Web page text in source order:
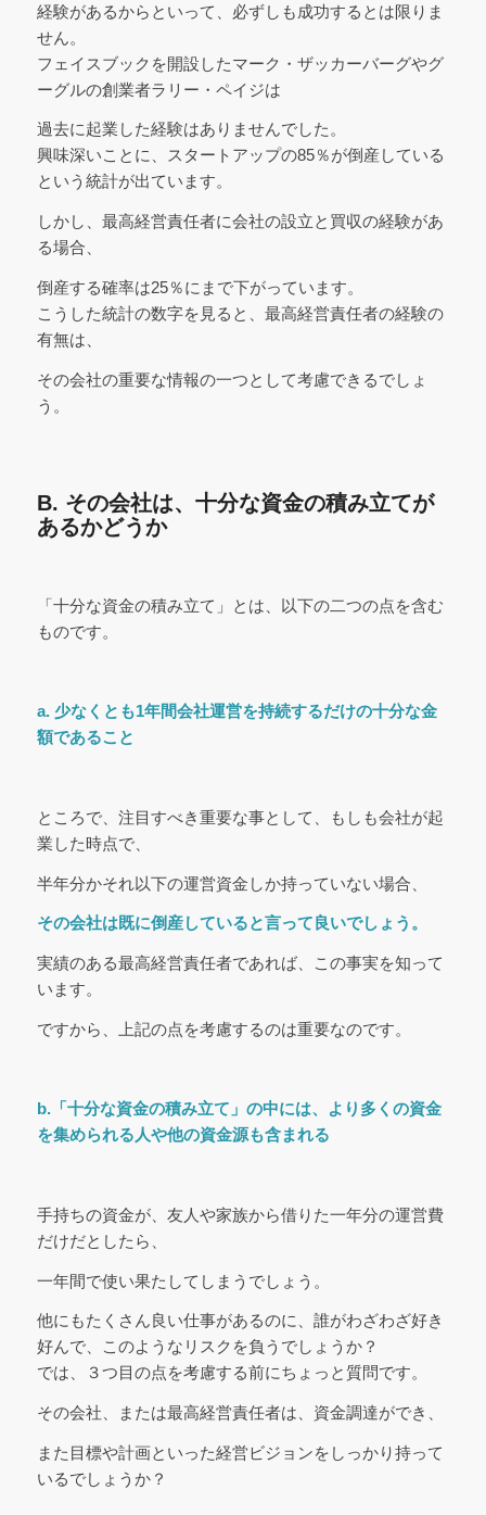
経験があるからといって、必ずしも成功するとは限りま
せん。
フェイスブックを開設したマーク・ザッカーバーグやグ
ーグルの創業者ラリー・ペイジは
過去に起業した経験はありませんでした。
興味深いことに、スタートアップの85％が倒産している
という統計が出ています。
しかし、最高経営責任者に会社の設立と買収の経験があ
る場合、
倒産する確率は25％にまで下がっています。
こうした統計の数字を見ると、最高経営責任者の経験の
有無は、
その会社の重要な情報の一つとして考慮できるでしょ
う。
B. その会社は、十分な資金の積み立てが
あるかどうか
「十分な資金の積み立て」とは、以下の二つの点を含む
ものです。
a. 少なくとも1年間会社運営を持続するだけの十分な金
額であること
ところで、注目すべき重要な事として、もしも会社が起
業した時点で、
半年分かそれ以下の運営資金しか持っていない場合、
その会社は既に倒産していると言って良いでしょう。
実績のある最高経営責任者であれば、この事実を知って
います。
ですから、上記の点を考慮するのは重要なのです。
b.「十分な資金の積み立て」の中には、より多くの資金
を集められる人や他の資金源も含まれる
手持ちの資金が、友人や家族から借りた一年分の運営費
だけだとしたら、
一年間で使い果たしてしまうでしょう。
他にもたくさん良い仕事があるのに、誰がわざわざ好き
好んで、このようなリスクを負うでしょうか？
では、３つ目の点を考慮する前にちょっと質問です。
その会社、または最高経営責任者は、資金調達ができ、
また目標や計画といった経営ビジョンをしっかり持って
いるでしょうか？